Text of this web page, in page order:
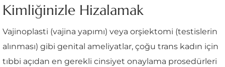
Kimliğinizle Hizalamak
Vajinoplasti (vajina yapımı) veya orşiektomi (testislerin
alınması) gibi genital ameliyatlar, çoğu trans kadın için
tıbbi açıdan en gerekli cinsiyet onaylama prosedürleri